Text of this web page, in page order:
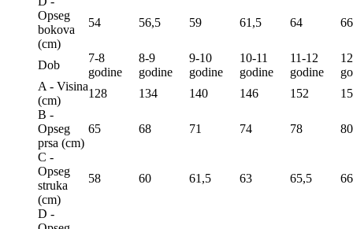
Opseg
bokova
(сm)
54 56,5 59 61,5 64 66
Dob
7-8
godine
8-9
godine
9-10
godine
10-11
godine
11-12
godine
A - Visina
(сm)
128 134 140 146 152
B -
Opseg
prsa (сm)
65 68 71 74 78 80
C -
Opseg
struka
(сm)
58 60 61,5 63 65,5
D -